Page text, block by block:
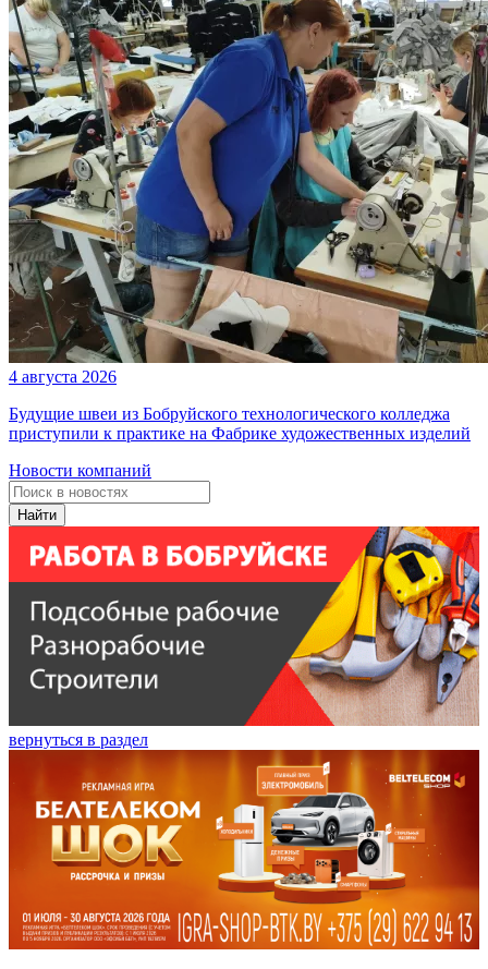
4 августа 2026
Будущие швеи из Бобруйского технологического колледжа
приступили к практике на Фабрике художественных изделий
Новости компаний
Найти
вернуться в раздел